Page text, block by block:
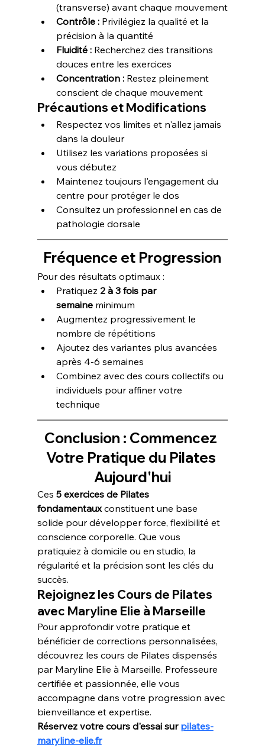
(transverse) avant chaque mouvement
Contrôle : Privilégiez la qualité et la
précision à la quantité
Fluidité : Recherchez des transitions
douces entre les exercices
Concentration : Restez pleinement
conscient de chaque mouvement
Précautions et Modifications
Respectez vos limites et n'allez jamais
dans la douleur
Utilisez les variations proposées si
vous débutez
Maintenez toujours l'engagement du
centre pour protéger le dos
Consultez un professionnel en cas de
pathologie dorsale
Fréquence et Progression
Pour des résultats optimaux :
Pratiquez 2 à 3 fois par
semaine minimum
Augmentez progressivement le
nombre de répétitions
Ajoutez des variantes plus avancées
après 4-6 semaines
Combinez avec des cours collectifs ou
individuels pour affiner votre
technique
Conclusion : Commencez
Votre Pratique du Pilates
Aujourd'hui
Ces 5 exercices de Pilates
fondamentaux constituent une base
solide pour développer force, flexibilité et
conscience corporelle. Que vous
pratiquiez à domicile ou en studio, la
régularité et la précision sont les clés du
succès.
Rejoignez les Cours de Pilates
avec Maryline Elie à Marseille
Pour approfondir votre pratique et
bénéficier de corrections personnalisées,
découvrez les cours de Pilates dispensés
par Maryline Elie à Marseille. Professeure
certifiée et passionnée, elle vous
accompagne dans votre progression avec
bienveillance et expertise.
Réservez votre cours d'essai sur pilates-
maryline-elie.fr